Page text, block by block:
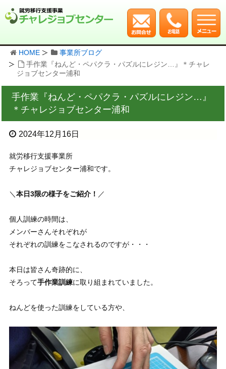
HOME
事業所ブログ
手作業『ねんど・ペパクラ・パズルにレジン…』＊チャレ
ジョブセンター浦和
手作業『ねんど・ペパクラ・パズルにレジン…』
＊チャレジョブセンター浦和
2024年12月16日
就労移行支援事業所
チャレジョブセンター浦和です。
＼ 本日3限の様子をご紹介！ ／
個人訓練の時間は、
メンバーさんそれぞれが
それぞれの訓練をこなされるのですが・・・
本日は皆さん奇跡的に、
そろって手作業訓練に取り組まれていました。
ねんどを使った訓練をしている方や、